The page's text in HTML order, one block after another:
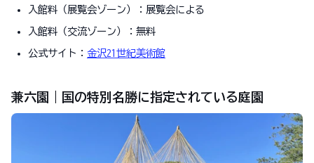
入館料（展覧会ゾーン）：展覧会による
入館料（交流ゾーン）：無料
公式サイト： 金沢21世紀美術館
兼六園｜国の特別名勝に指定されている庭園